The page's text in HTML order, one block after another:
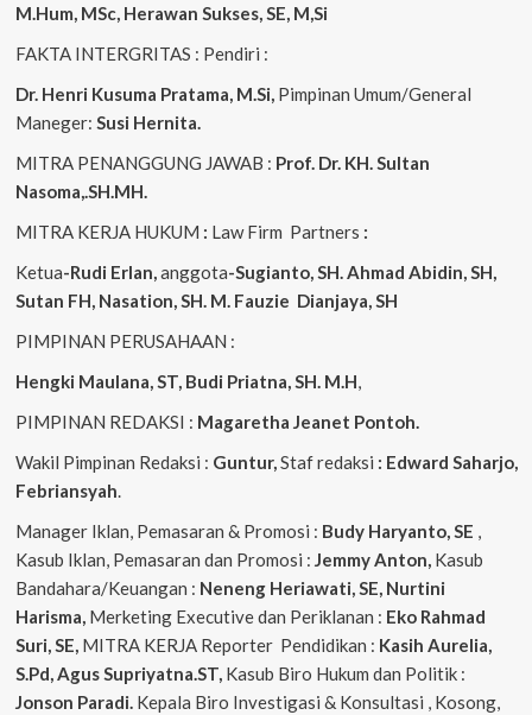
M.Hum, MSc, Herawan Sukses, SE, M,Si
FAKTA INTERGRITAS : Pendiri :
Dr. Henri Kusuma Pratama, M.Si, Pimpinan Umum/General
Maneger: Susi Hernita.
MITRA PENANGGUNG JAWAB : Prof. Dr. KH. Sultan
Nasoma,.SH.MH.
MITRA KERJA HUKUM : Law Firm Partners :
Ketua-Rudi Erlan,anggota-Sugianto, SH. Ahmad Abidin, SH,
Sutan FH, Nasation, SH. M. Fauzie Dianjaya, SH
PIMPINAN PERUSAHAAN :
Hengki Maulana, ST, Budi Priatna, SH. M.H,
PIMPINAN REDAKSI : Magaretha Jeanet Pontoh.
Wakil Pimpinan Redaksi : Guntur,Staf redaksi : Edward Saharjo,
Febriansyah.
Manager Iklan, Pemasaran & Promosi : Budy Haryanto, SE ,
Kasub Iklan, Pemasaran dan Promosi : Jemmy Anton, Kasub
Bandahara/Keuangan : Neneng Heriawati, SE, Nurtini
Harisma, Merketing Executive dan Periklanan : Eko Rahmad
Suri, SE, MITRA KERJA Reporter Pendidikan : Kasih Aurelia,
S.Pd, AgusSupriyatna.ST, Kasub Biro Hukum dan Politik :
Jonson Paradi. Kepala Biro Investigasi & Konsultasi , Kosong,